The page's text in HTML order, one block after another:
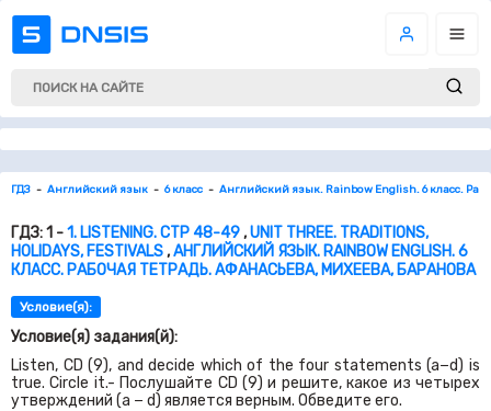
ГДЗ Английский язык 6 класс Английский язык. Rainbow English. 6 класс.
ГДЗ: 1 -1. LISTENING. СТР 48-49,UNIT THREE. TRADITIONS,
HOLIDAYS, FESTIVALS,АНГЛИЙСКИЙ ЯЗЫК. RAINBOW ENGLISH. 6
КЛАСС. РАБОЧАЯ ТЕТРАДЬ. АФАНАСЬЕВА, МИХЕЕВА, БАРАНОВА
Условие(я):
Условие(я) задания(й):
Listen, CD (9), and decide which of the four statements (a−d) is
true. Circle it.- Послушайте CD (9) и решите, какое из четырех
утверждений (a − d) является верным. Обведите его.